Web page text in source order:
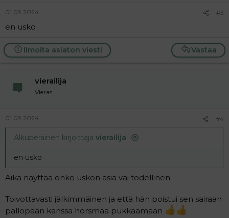
01.09.2024 #3
en usko
Vastaa
Ilmoita asiaton viesti
vierailija
Vieras
01.09.2024 #4
Alkuperäinen kirjoittaja vierailija:
en usko
Aika näyttää onko uskon asia vai todellinen.
Toivottavasti jälkimmäinen ja että hän poistui sen sairaan
pallopään kanssa horsmaa pukkaamaan